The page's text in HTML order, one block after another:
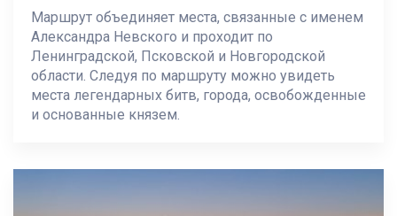
Маршрут объединяет места, связанные с именем
Александра Невского и проходит по
Ленинградской, Псковской и Новгородской
области. Следуя по маршруту можно увидеть
места легендарных битв, города, освобожденные
и основанные князем.